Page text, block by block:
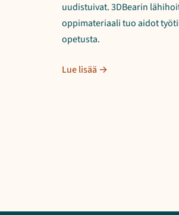
uudistuivat. 3DBearin
oppimateriaali tuo aidot
opetusta.
Lue lisää →